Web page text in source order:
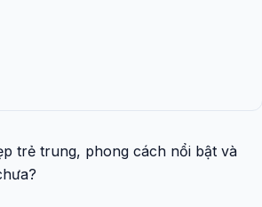
trẻ trung, phong cách nổi bật và